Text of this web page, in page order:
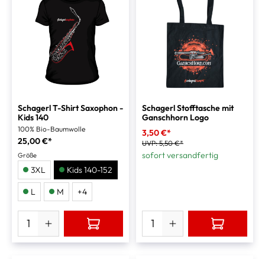
Schagerl T-Shirt Saxophon -
Kids 140
100% Bio-Baumwolle
25,00 €*
Größe
3XL Kids 140-152
L M +4
Schagerl Stofftasche mit
Ganschhorn Logo
3,50 €*
UVP:5,50 €*
sofort versandfertig